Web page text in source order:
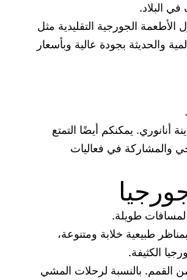
البلاد.
الجورجية التقليدية مثل
والحديثة بجودة عالية وبأسعار
أنانوري. يمكنكم أيضًا التمتع
والمشاركة في فعاليات
لمسافات طويلة.
طبيعية خلابة ومتنوعة،
الكثيفة.
القمم. بالنسبة لرحلات المشي